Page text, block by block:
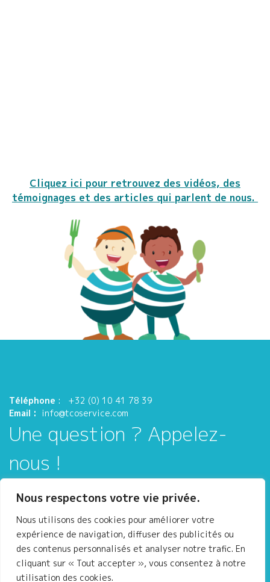
Nous respectons votre vie privée.
Nous utilisons des cookies pour améliorer votre
expérience de navigation, diffuser des publicités ou
des contenus personnalisés et analyser notre trafic. En
cliquant sur « Tout accepter », vous consentez à notre
utilisation des cookies.
Cliquez ici pour retrouvez des vidéos, des
témoignages et des articles qui parlent de nous.
Une question ? Appelez-
nous !
B-1340 Ottignies – Louvain-La-Neuve
Belgique
Téléphone : +32 (0) 10 41 78 39
Email : info@tcoservice.com